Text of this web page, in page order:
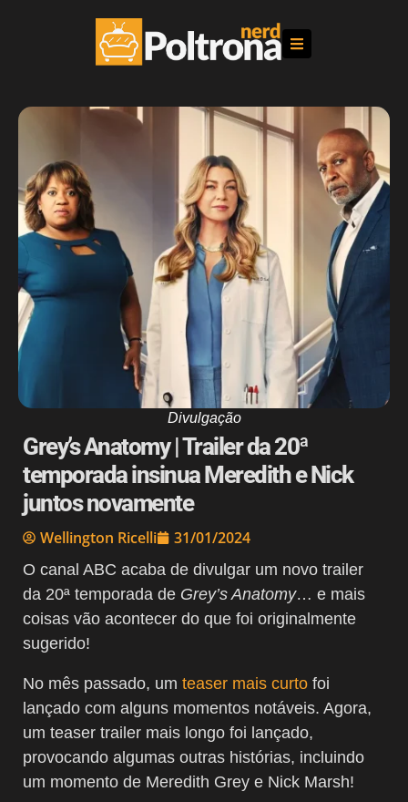
Divulgação
Grey’s Anatomy | Trailer da 20ª
temporada insinua Meredith e Nick
juntos novamente
Wellington Ricelli 31/01/2024
O canal ABC acaba de divulgar um novo trailer
da 20ª temporada de Grey’s Anatomy… e mais
coisas vão acontecer do que foi originalmente
sugerido!
No mês passado, um teaser mais curto foi
lançado com alguns momentos notáveis. Agora,
um teaser trailer mais longo foi lançado,
provocando algumas outras histórias, incluindo
um momento de Meredith Grey e Nick Marsh!